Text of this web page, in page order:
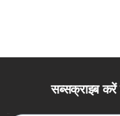
सब्सक्राइब